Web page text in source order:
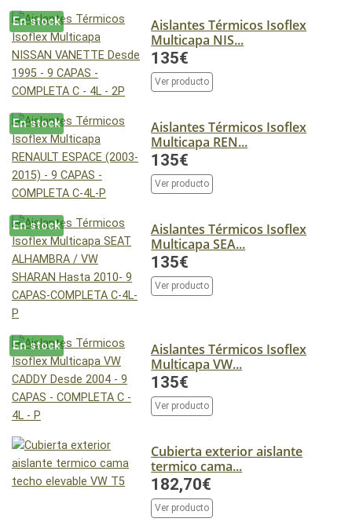
En stock
Aislantes Térmicos Isoflex
Multicapa NIS...
135€
Ver producto
En stock
Aislantes Térmicos Isoflex
Multicapa REN...
135€
Ver producto
En stock
Aislantes Térmicos Isoflex
Multicapa SEA...
135€
Ver producto
En stock
Aislantes Térmicos Isoflex
Multicapa VW...
135€
Ver producto
Cubierta exterior aislante
termico cama...
182,70€
Ver producto